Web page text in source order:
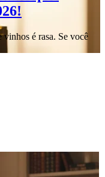
vinhos é rasa. Se você